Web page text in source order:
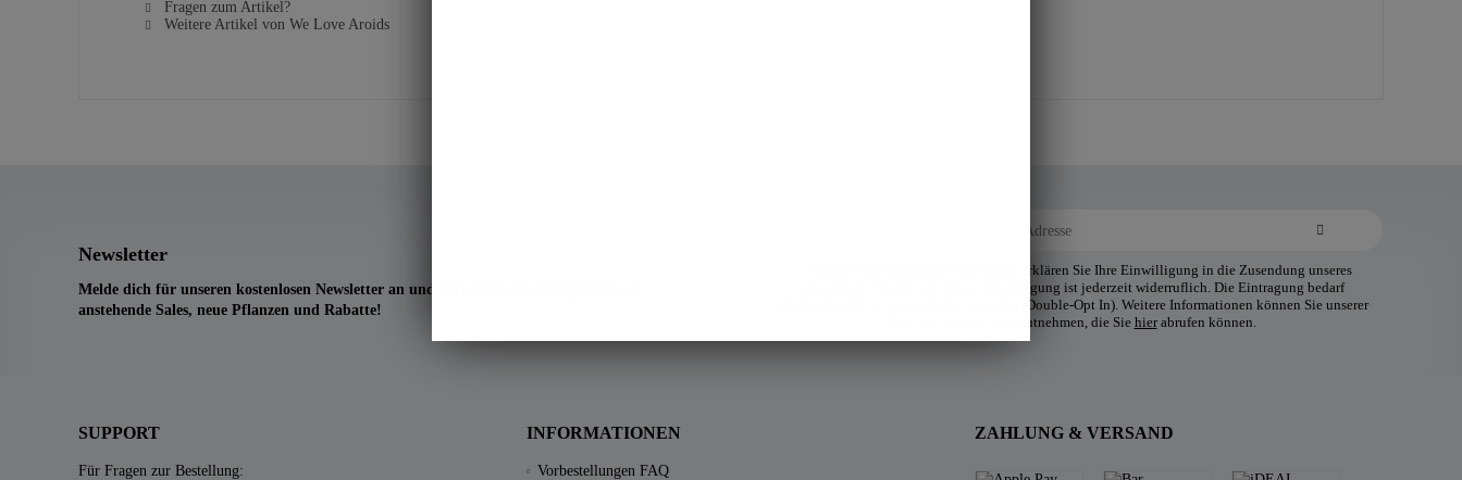
Fragen zum Artikel?
Weitere Artikel von We Love Aroids
Newsletter
Melde dich für unseren kostenlosen Newsletter an und verpasse keine Neuigkeiten wie
anstehende Sales, neue Pflanzen und Rabatte!
Mit der Absendung der Anmeldung erklären Sie Ihre Einwilligung in die Zusendung unseres
kostenlosen Newsletters. Diese Einwilligung ist jederzeit widerruflich. Die Eintragung bedarf
selbstverständlich noch Ihrer Bestätigung (Double-Opt In). Weitere Informationen können Sie unserer
Datenschutzerklärung entnehmen, die Sie hierabrufen können.
SUPPORT
Für Fragen zur Bestellung:
INFORMATIONEN
Vorbestellungen FAQ
ZAHLUNG & VERSAND